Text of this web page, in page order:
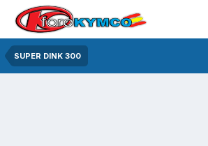
SUPER DINK 300